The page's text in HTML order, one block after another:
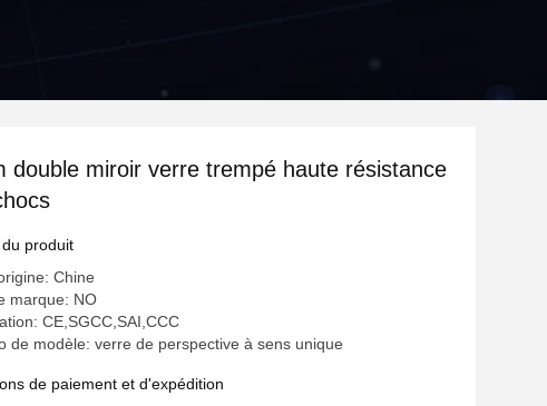
double miroir verre trempé haute résistance
produit
Chine
marque: NO
CE,SGCC,SAI,CCC
de modèle: verre de perspective à sens unique
de paiement et d'expédition